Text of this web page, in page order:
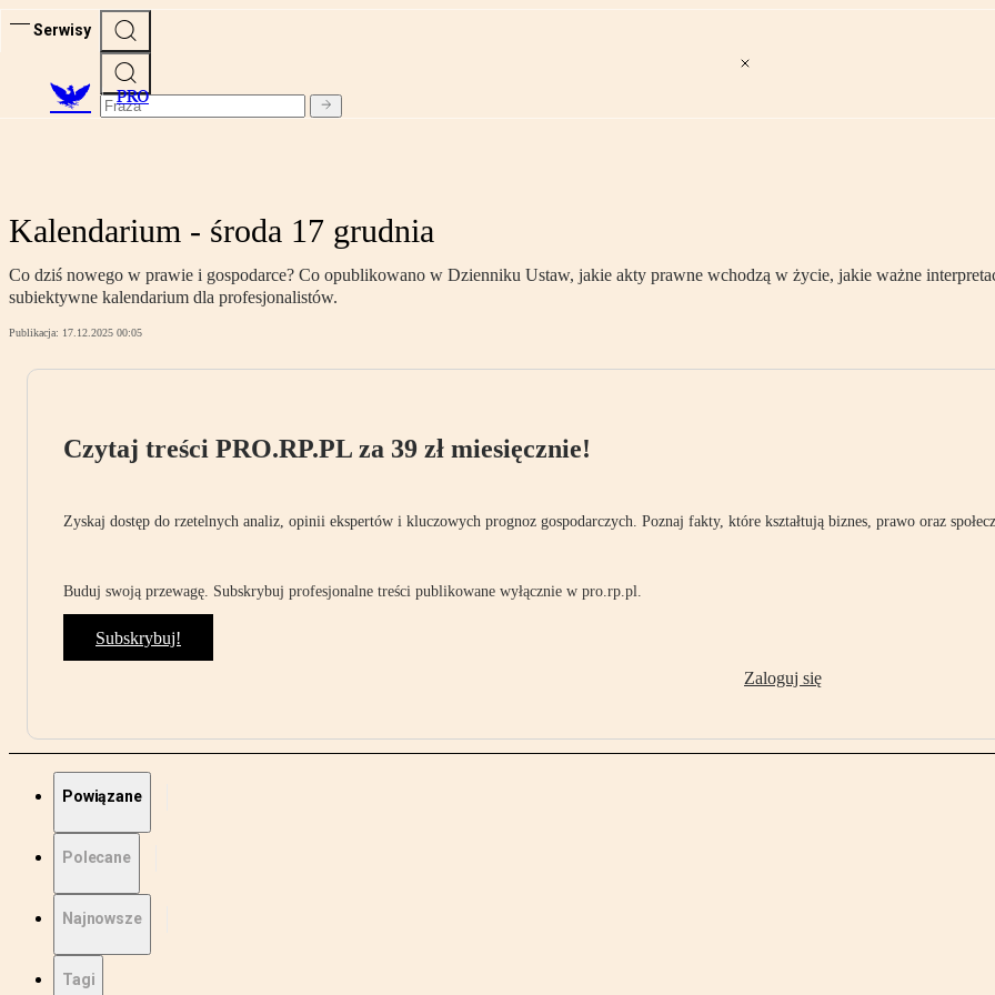
Serwisy
PRO
Kalendarium - środa 17 grudnia
Co dziś nowego w prawie i gospodarce? Co opublikowano w Dzienniku Ustaw, jakie akty prawne wchodzą w życie, jakie ważne
subiektywne kalendarium dla profesjonalistów.
Publikacja: 17.12.2025 00:05
Czytaj treści PRO.RP.PL za 39 zł miesięcznie!
Zyskaj dostęp do rzetelnych analiz, opinii ekspertów i kluczowych prognoz gospodarczych. Poznaj fakty, które kształtują biznes, prawo oraz
Buduj swoją przewagę. Subskrybuj profesjonalne treści publikowane wyłącznie w pro.rp.pl.
Subskrybuj!
Zaloguj się
Powiązane
Polecane
Najnowsze
Tagi